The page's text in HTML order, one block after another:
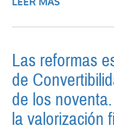
RECALDE
Las reformas
de
de los
la valorización